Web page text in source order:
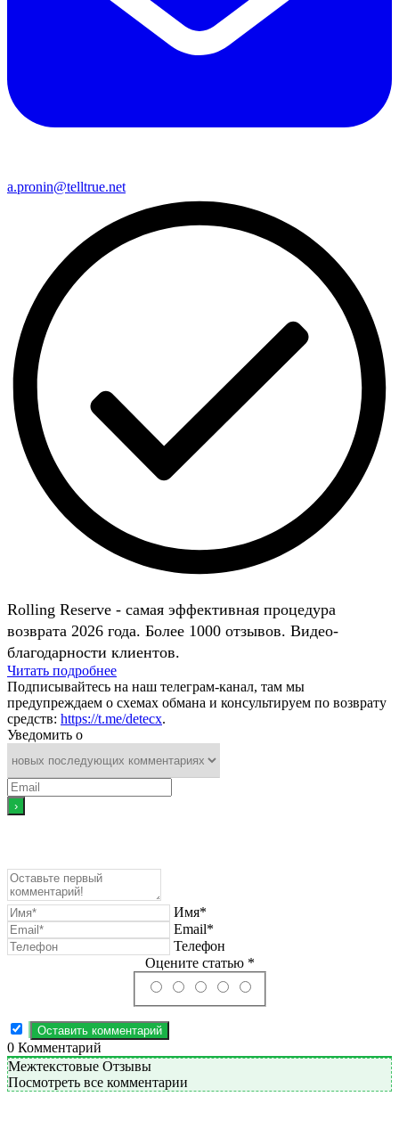
a.pronin@telltrue.net
Rolling Reserve - самая эффективная процедура
возврата 2026 года. Более 1000 отзывов. Видео-
благодарности клиентов.
Читать подробнее
Подписывайтесь на наш телеграм-канал, там мы
предупреждаем о схемах обмана и консультируем по возврату
средств: https://t.me/detecx.
Уведомить о
Имя*
Email*
Телефон
Оцените статью *
0 Комментарий
Межтекстовые Отзывы
Посмотреть все комментарии